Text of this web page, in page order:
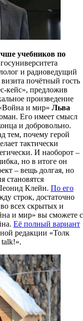
учебников по
и радиоведущий
почётный гость
кейс», предложив
произведение
и мир» Льва
Его имеет смысл
и добровольно.
тем, почему герой
тактически
И наоборот –
но в итоге он
– вещь долгая, но
становятся
Клейн. По его
строк, достаточно
всех скрытых и
и мир» вы сможете с
Её полный вариант
редакции «Толк